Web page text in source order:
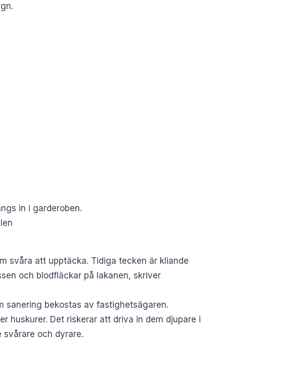
in i garderoben.
svåra att upptäcka. Tidiga tecken är kliande
och blodfläckar på lakanen, skriver
sanering bekostas av fastighetsägaren.
huskurer. Det riskerar att driva in dem djupare i
svårare och dyrare.